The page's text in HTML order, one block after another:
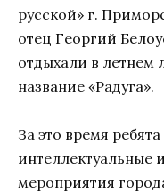
русской» г.
отец Георгий
отдыхали в летнем
название «Радуга».
За это время
интеллектуальные
мероприятия